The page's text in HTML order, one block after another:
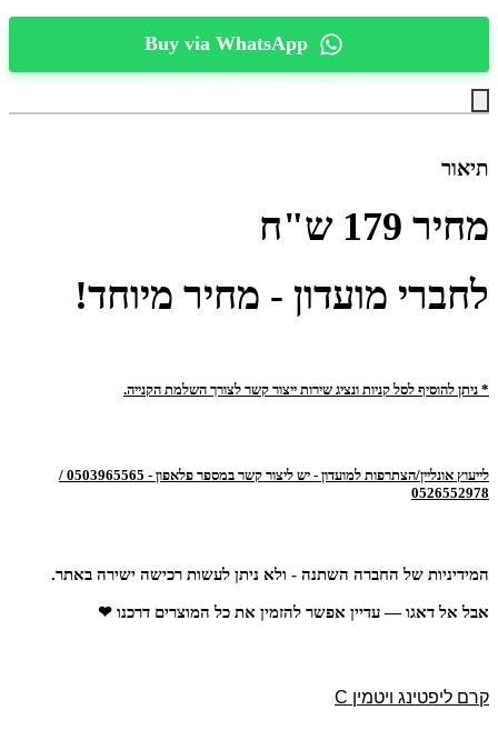
Buy via WhatsApp
תיאור
מחיר
ש"ח
לחברי מועדון - מחיר מיוחד!
* ניתן להוסיף לסל קניות ונציג שירות ייצור קשר לצורך השלמת הקנייה.
לייעוץ אונליין/הצתרפות למועדון - יש ליצור קשר במספר פלאפון - 0503965565 /
0526552978
המידיניות של החברה השתנה - ולא ניתן לעשות רכישה ישירה באתר.
אבל אל דאגו — עדיין אפשר להזמין את כל המוצרים דרכנו ❤
קרם ליפטינג ויטמין C